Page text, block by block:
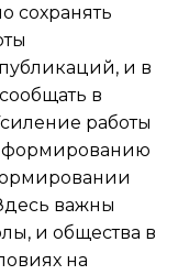
сохранять
и в
в
работы
важны
и общества в
на